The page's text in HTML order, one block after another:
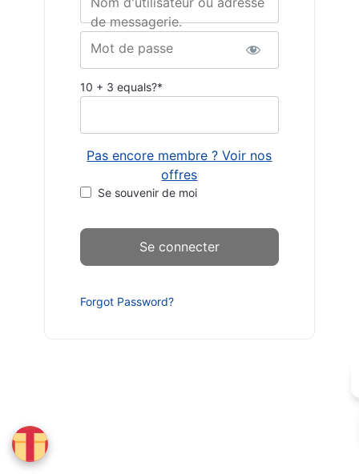
de messagerie.
Mot de passe
10 + 3 equals?*
Pas encore membre ? Voir nos
offres
Se souvenir de moi
Forgot Password?